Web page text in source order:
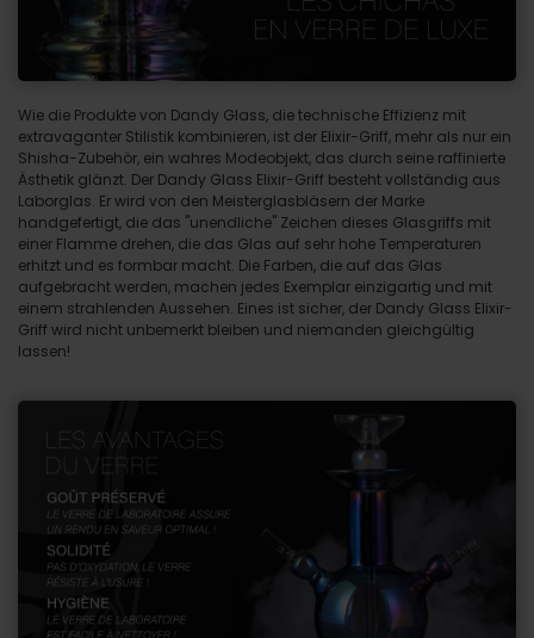
Wie die Produkte von Dandy Glass, die technische Effizienz mit
extravaganter Stilistik kombinieren, ist der Elixir-Griff, mehr als nur ein
Shisha-Zubehör, ein wahres Modeobjekt, das durch seine raffinierte
Ästhetik glänzt. Der Dandy Glass Elixir-Griff besteht vollständig aus
Laborglas. Er wird von den Meisterglasbläsern der Marke
handgefertigt, die das "unendliche" Zeichen dieses Glasgriffs mit
einer Flamme drehen, die das Glas auf sehr hohe Temperaturen
erhitzt und es formbar macht. Die Farben, die auf das Glas
aufgebracht werden, machen jedes Exemplar einzigartig und mit
einem strahlenden Aussehen. Eines ist sicher, der Dandy Glass Elixir-
Griff wird nicht unbemerkt bleiben und niemanden gleichgültig
lassen!